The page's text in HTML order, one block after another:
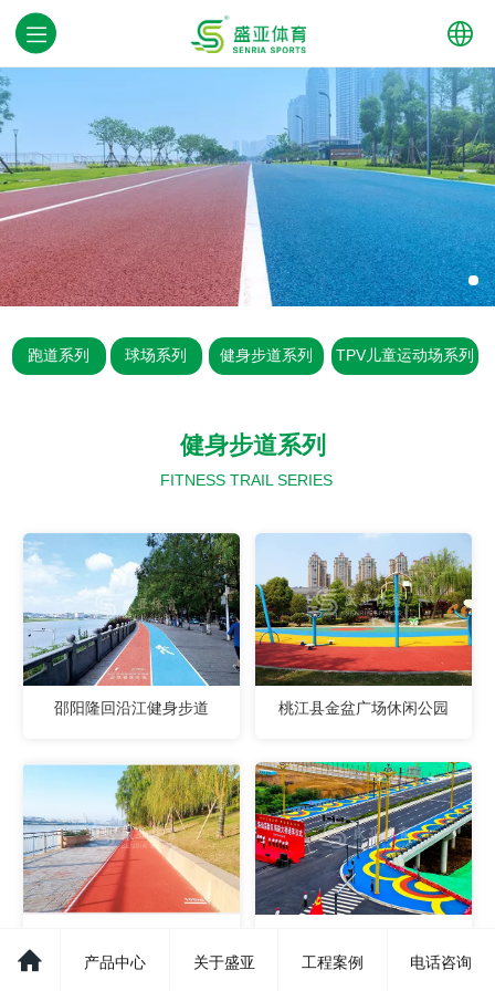
中文
English
跑道系列 球场系列 健身步道系列 TPV儿童运动场系列
健身步道系列
FITNESS TRAIL SERIES
邵阳隆回沿江健身步道 桃江县金盆广场休闲公园
道
产品中心 关于盛亚 工程案例 电话咨询